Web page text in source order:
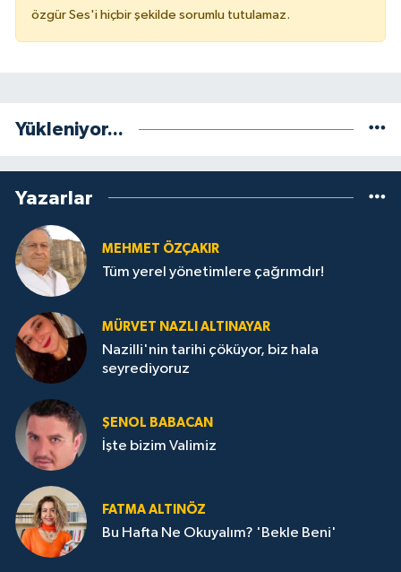
özgür Ses'i hiçbir şekilde sorumlu tutulamaz.
Yükleniyor...
Yazarlar
MEHMET ÖZÇAKIR
Tüm yerel yönetimlere çağrımdır!
MÜRVET NAZLI ALTINAYAR
Nazilli'nin tarihi çöküyor, biz hala
seyrediyoruz
ŞENOL BABACAN
İşte bizim Valimiz
FATMA ALTINÖZ
Bu Hafta Ne Okuyalım? 'Bekle Beni'